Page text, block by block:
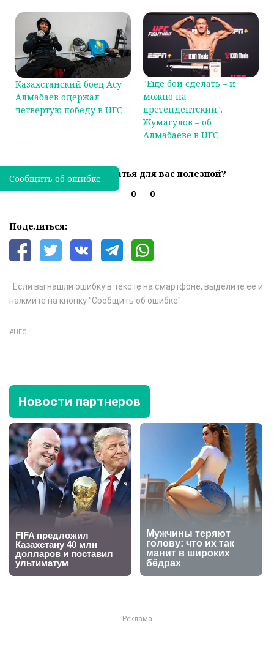
Казахстанский боец Асу
Алмабаев одержал
четвертую победу в UFC
"Еще бой сделать – и
можно на
претендентский".
Жумагулов – об
Алмабаеве в UFC
Была ли эта статья для вас полезной?
0
0
Поделиться:
Если вы нашли ошибку в тексте на смартфоне, выделите её и
нажмите на кнопку "Сообщить об ошибке"
UFC
Сообщить об ошибке
Новости партнеров